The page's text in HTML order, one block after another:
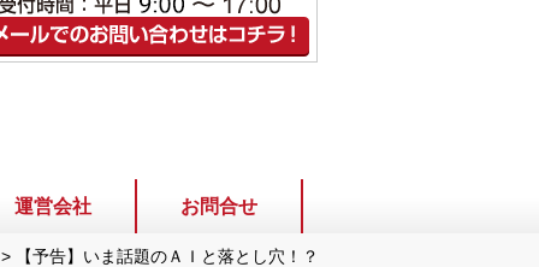
運営会社 お問合せ
【予告】いま話題のＡＩと落とし穴！？